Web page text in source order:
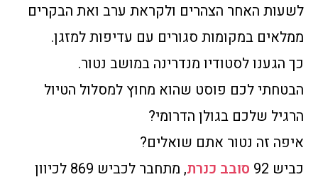
לשעות האחר הצהרים ולקראת ערב ואת הבקרים
ממלאים במקומות סגורים עם עדיפות למזגן.
כך הגענו לסטודיו מנדרינה במושב נטור.
הבטחתי לכם פוסט שהוא מחוץ למסלול הטיול
הרגיל שלכם בגולן הדרומי?
איפה זה נטור אתם שואלים?
כביש 92
סובב כנרת
, מתחבר לכביש 869 לכיוון